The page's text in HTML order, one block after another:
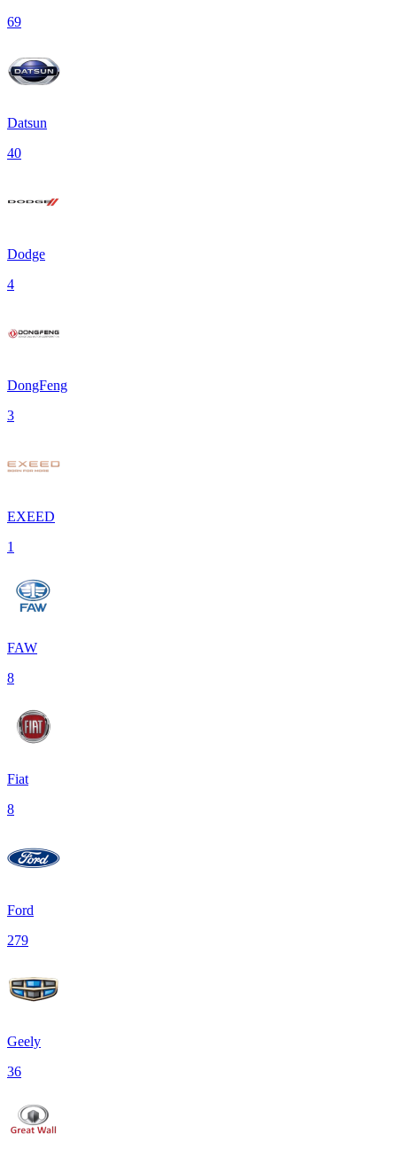
69
Datsun
40
Dodge
4
DongFeng
3
EXEED
1
FAW
8
Fiat
8
Ford
279
Geely
36